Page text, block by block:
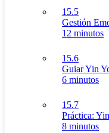
15.5
Gestión
12 minutos
15.6
Guiar Yin
6 minutos
15.7
Práctica:
8 minutos